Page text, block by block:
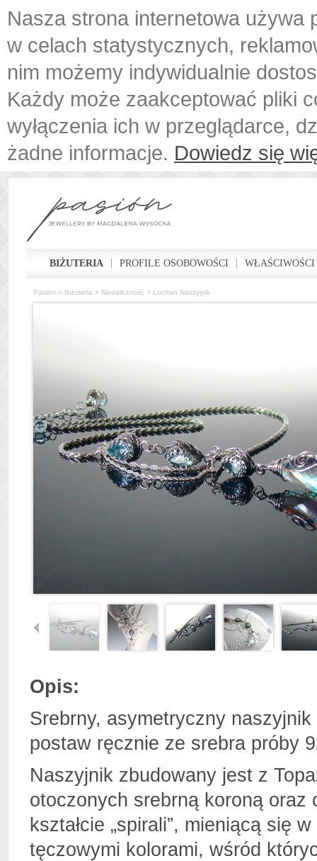
Nasza strona internetowa używa
w celach statystycznych,
nim możemy indywidualnie
Każdy może zaakceptować pliki
wyłączenia ich w przeglądarce,
żadne informacje. Dowiedz się
BIŻUTERIA PROFILE OSOBOWOŚCI
Pasión > Biżuteria > Niezależność > Lochan Naszyjnik
Opis:
Srebrny, asymetryczny
postaw ręcznie ze srebra próby
Naszyjnik zbudowany jest z
otoczonych srebrną koroną
kształcie „spirali”, mieniącą się
tęczowymi kolorami, wśród